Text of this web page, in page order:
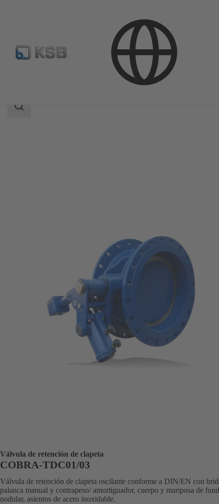
Catálogo de productos COBRA-TDC01/03
Área
Válvula de retención de clapeta
COBRA-TDC01/03
Válvula de retención de clapeta oscilante conforme a DIN/EN con
palanca manual y contrapeso/ amortiguador, cuerpo y mariposa de
nodular, asientos de acero inoxidable.